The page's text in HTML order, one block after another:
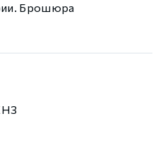
Брошюра